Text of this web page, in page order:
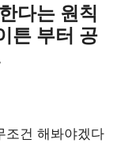
다는 원칙
튼 부터 공
조건 해봐야겠다